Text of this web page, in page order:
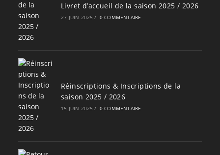
Livret d’accueil de la saison 2025 / 2026
27 JUIN 2025 / 0 COMMENTAIRE
Réinscriptions & Inscriptions de la
saison 2025 / 2026
15 JUIN 2025 / 0 COMMENTAIRE